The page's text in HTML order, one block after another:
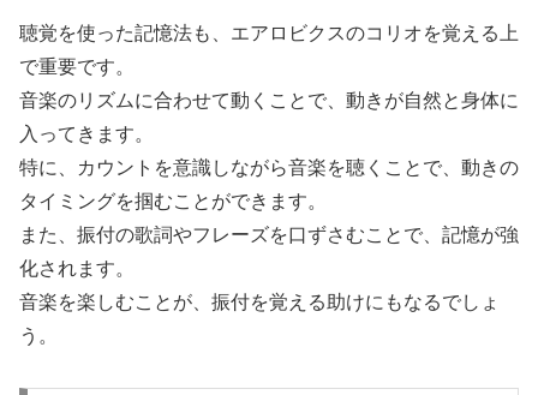
聴覚を使った記憶法も、エアロビクスのコリオを覚える上
で重要です。
音楽のリズムに合わせて動くことで、動きが自然と身体に
入ってきます。
特に、カウントを意識しながら音楽を聴くことで、動きの
タイミングを掴むことができます。
また、振付の歌詞やフレーズを口ずさむことで、記憶が強
化されます。
音楽を楽しむことが、振付を覚える助けにもなるでしょ
う。